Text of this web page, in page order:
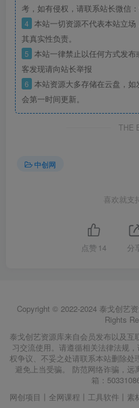
考，如有侵权，请联系站长微信：
4 本站一切资源不代表本站立
其真实性负责。
5 本站一律禁止以任何方式发
客发现请向站长举报
6 本站资源大多存储在云盘，
会第一时间更新。
THE
中创网
喜欢就支
点赞 14 分
Copyright © 2022-2024 泰戈创艺
Rights
泰戈创艺资源库来自会员发布以及
习交流使用。请遵循相关法律法规
权争议、不妥之处请联系本站删除处
避免上当受骗。 防范网络诈骗，
箱：
网创项目丨全网课程丨工具软件丨素